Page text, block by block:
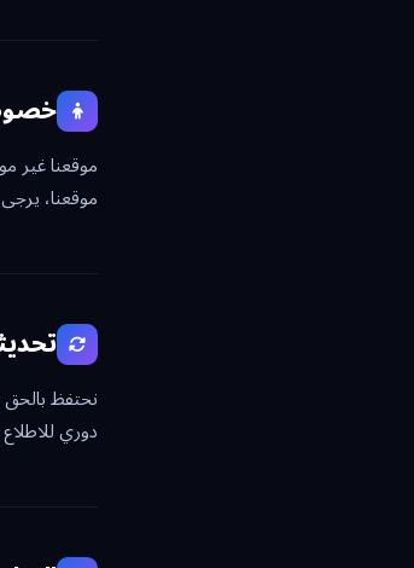
موقعنا،
نحتفظ
دوري